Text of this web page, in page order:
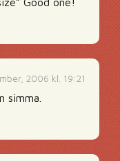
2006 kl. 19:21
simma.